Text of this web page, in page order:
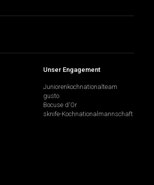
Unser Engagement
Juniorenkochnationalteam
gusto
Bocuse d'Or
sknife-Kochnationalmannschaft